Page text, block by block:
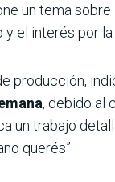
un tema
el interés por la
producción,
, debido al
un trabajo
querés”.